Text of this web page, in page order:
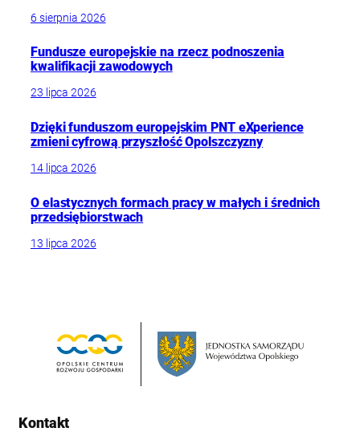
6 sierpnia 2026
Fundusze europejskie na rzecz podnoszenia
kwalifikacji zawodowych
23 lipca 2026
Dzięki funduszom europejskim PNT eXperience
zmieni cyfrową przyszłość Opolszczyzny
14 lipca 2026
O elastycznych formach pracy w małych i średnich
przedsiębiorstwach
13 lipca 2026
Kontakt